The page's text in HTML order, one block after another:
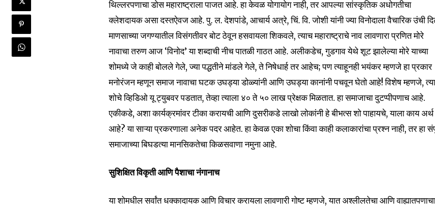
थिल्लरपणाचा डोस महाराष्ट्राला पाजत आहे. हा केवळ योगायोग नाही, तर आपल्या सांस्कृतिक अधोगतीचा
क्लेशदायक असा दस्तऐवज आहे. पु. ल. देशपांडे, आचार्य अत्रे, चिं. वि. जोशी यांनी ज्या विनोदाला वैचारिक उंची
माणसाच्या जगण्यातील विसंगतीवर बोट ठेवून हसवायला शिकवले, त्याच महाराष्ट्राचे नाव लावणारा प्रणित मोरे
नावाचा तरुण आज ‘विनोद’ या शब्दाची नीच पातळी गाठत आहे. अलीकडेच, गुडगाव येथे शूट झालेल्या मोरे याच्या
शोमध्ये जे काही बोलले गेले, ज्या पद्धतीने मांडले गेले, ते निषेधार्ह तर आहेच; पण त्याहूनही भयंकर म्हणजे हा प्रकार
मनोरंजन म्हणून समाज नावाचा घटक उघड्या डोळ्यांनी आणि उघड्या कानांनी पचवून घेतो आहे! विशेष म्हणजे,
शोचे व्हिडिओ यू ट्युबवर पडतात, तेव्हा त्याला ४० ते ५० लाख प्रेक्षक मिळतात. हा समाजाचा दुटप्पीपणाच आहे.
एकीकडे, अशा कार्यक्रमांवर टीका करायची आणि दुसरीकडे लाखो लोकांनी हे बीभत्स शो पाहायचे, याला काय अर्थ
आहे? या साऱ्या प्रकरणाला अनेक पदर आहेत. हा केवळ एका शोचा किंवा काही कलाकारांचा प्रश्न नाही, तर हा
समाजाच्या बिघडत्या मानसिकतेचा किळसवाणा नमुना आहे.
सुशिक्षित विकृती आणि पैशाचा नंगानाच
या शोमधील सर्वांत धक्कादायक आणि विचार करायला लावणारी गोष्ट म्हणजे, यात अश्लीलतेचा आणि वाह्यातपणाचा